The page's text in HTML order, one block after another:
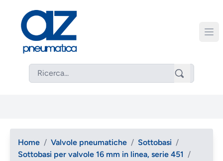
Home / Valvole pneumatiche / Sottobasi /
Sottobasi per valvole 16 mm in linea, serie 451 /